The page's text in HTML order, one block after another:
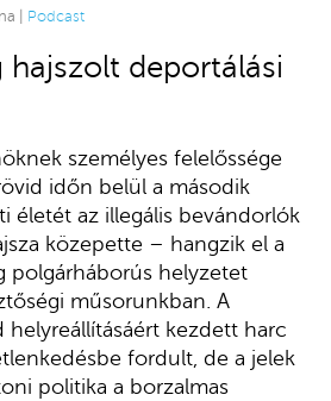
| Podcast
hajszolt deportálási
személyes felelőssége
időn belül a második
életét az illegális bevándorlók
közepette – hangzik el a
polgárháborús helyzetet
műsorunkban. A
helyreállításáért kezdett harc
fordult, de a jelek
politika a borzalmas